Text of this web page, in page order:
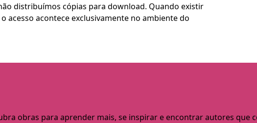
distribuímos cópias para download. Quando existir
acesso acontece exclusivamente no ambiente do
obras para aprender mais, se inspirar e encontrar autores que